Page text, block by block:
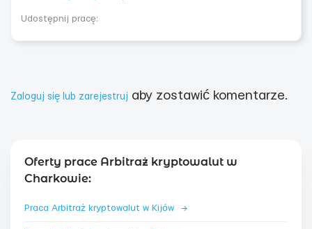
Udostępnij pracę:
Zaloguj się lub zarejestruj aby zostawić komentarze.
Oferty prace Arbitraż kryptowalut w
Charkowie:
Praca Arbitraż kryptowalut w Kijów →